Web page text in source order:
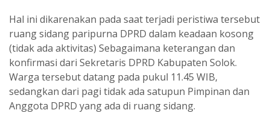
Hal ini dikarenakan pada saat terjadi peristiwa tersebut
ruang sidang paripurna DPRD dalam keadaan kosong
(tidak ada aktivitas) Sebagaimana keterangan dan
konfirmasi dari Sekretaris DPRD Kabupaten Solok.
Warga tersebut datang pada pukul 11.45 WIB,
sedangkan dari pagi tidak ada satupun Pimpinan dan
Anggota DPRD yang ada di ruang sidang.